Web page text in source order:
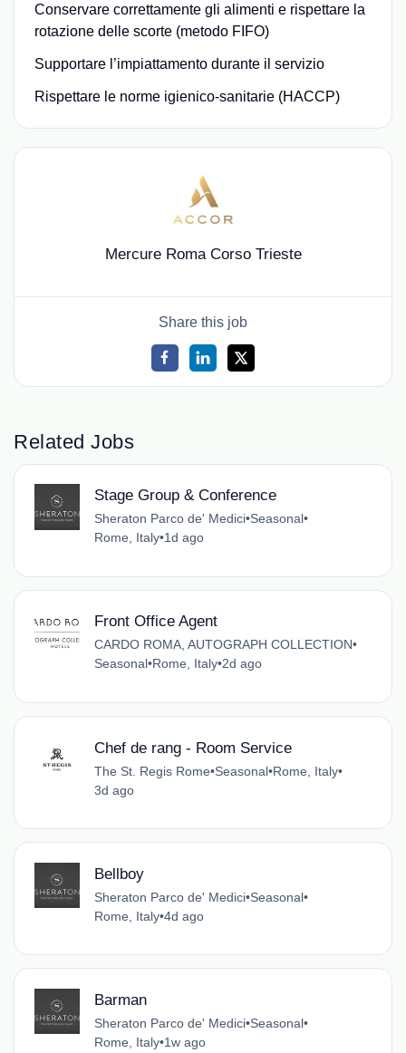
Conservare correttamente gli alimenti e rispettare la
rotazione delle scorte (metodo FIFO)
Supportare l’impiattamento durante il servizio
Rispettare le norme igienico-sanitarie (HACCP)
Mercure Roma Corso Trieste
Share this job
Related Jobs
Stage Group & Conference
Sheraton Parco de' Medici•Seasonal•
Rome, Italy•1d ago
Front Office Agent
CARDO ROMA, AUTOGRAPH COLLECTION•
Seasonal•Rome, Italy•2d ago
Chef de rang - Room Service
The St. Regis Rome•Seasonal•Rome, Italy•
3d ago
Bellboy
Sheraton Parco de' Medici•Seasonal•
Rome, Italy•4d ago
Barman
Sheraton Parco de' Medici•Seasonal•
Rome, Italy•1w ago